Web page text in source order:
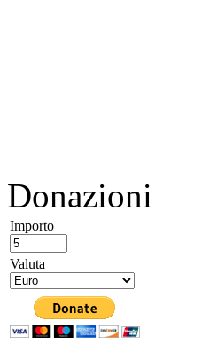
Donazioni
Importo
Valuta